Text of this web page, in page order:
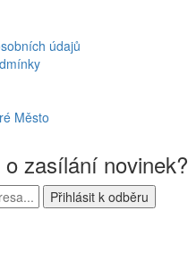
údajů
Město
zasílání novinek?